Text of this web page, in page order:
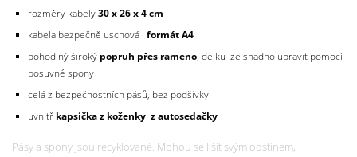
rozměry kabely30 x 26 x 4 cm
kabela bezpečně uschová i formát A4
pohodlný široký popruh přes rameno, délku lze snadno upravit pomocí
posuvné spony
celá z bezpečnostních pásů, bez podšívky
uvnitř kapsička z koženky z autosedačky
Pásy a spony jsou recyklované. Mohou se lišit svým odstínem,